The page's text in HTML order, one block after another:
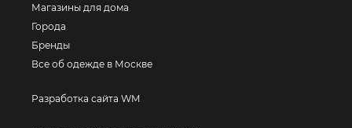
Магазины для дома
Города
Бренды
Все об одежде в Москве
Разработка сайта WM